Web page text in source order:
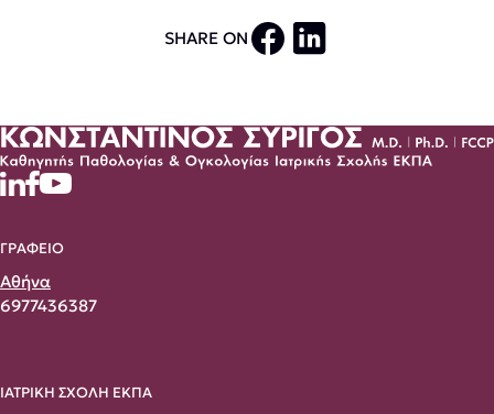
SHARE ON
ΓΡΑΦΕΙΟ
Αθήνα
6977436387
ΙΑΤΡΙΚΗ ΣΧΟΛΗ ΕΚΠΑ